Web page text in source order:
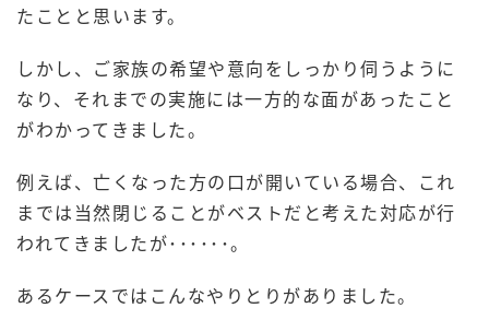
たことと思います。
しかし、ご家族の希望や意向をしっかり伺うように
なり、それまでの実施には一方的な面があったこと
がわかってきました。
例えば、亡くなった方の口が開いている場合、これ
までは当然閉じることがベストだと考えた対応が行
われてきましたが･･････。
あるケースではこんなやりとりがありました。